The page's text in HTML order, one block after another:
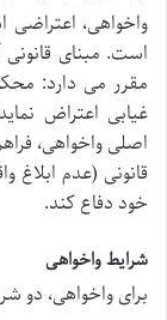
واخواهی،
مقرر می دارد:
غیابی اعتراض
اصلی واخواهی،
قانونی (عدم ابلاغ
خود دفاع کند.
شرایط واخواهی
برای واخواهی، دو